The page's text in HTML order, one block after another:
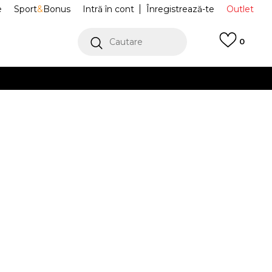
Outlet
Intră în cont Înregistrează-te
Sport&Bonus
Cautare 0